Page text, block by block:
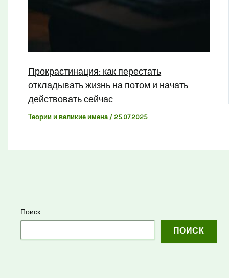
Поиск
ПОИСК
Прокрастинация: как перестать
откладывать жизнь на потом и начать
действовать сейчас
Теории и великие имена/25.07.2025